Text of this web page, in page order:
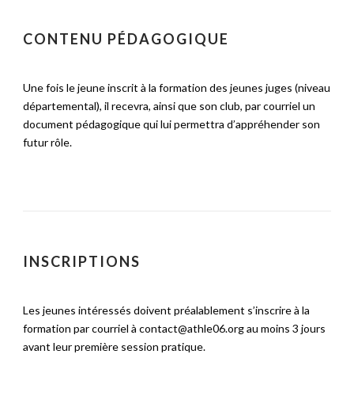
CONTENU PÉDAGOGIQUE
Une fois le jeune inscrit à la formation des jeunes juges (niveau
départemental), il recevra, ainsi que son club, par courriel un
document pédagogique qui lui permettra d’appréhender son
futur rôle.
INSCRIPTIONS
Les jeunes intéressés doivent préalablement s’inscrire à la
formation par courriel à contact@athle06.org au moins 3 jours
avant leur première session pratique.